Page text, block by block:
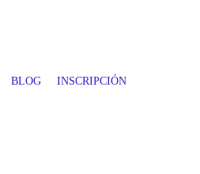
BLOG INSCRIPCIÓN